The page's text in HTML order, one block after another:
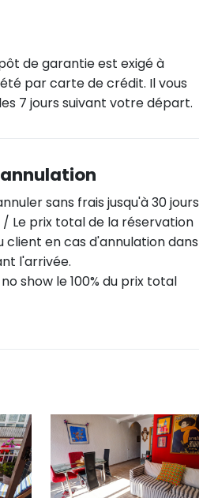
de garantie est exigé à
par carte de crédit. Il vous
7 jours suivant votre départ.
sans frais jusqu'à 30 jours
Le prix total de la réservation
client en cas d'annulation dans
l'arrivée.
show le 100% du prix total